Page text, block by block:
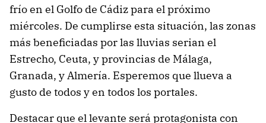
frío en el Golfo de Cádiz para el próximo
miércoles. De cumplirse esta situación, las zonas
más beneficiadas por las lluvias serian el
Estrecho, Ceuta, y provincias de Málaga,
Granada, y Almería. Esperemos que llueva a
gusto de todos y en todos los portales.
Destacar que el levante será protagonista con